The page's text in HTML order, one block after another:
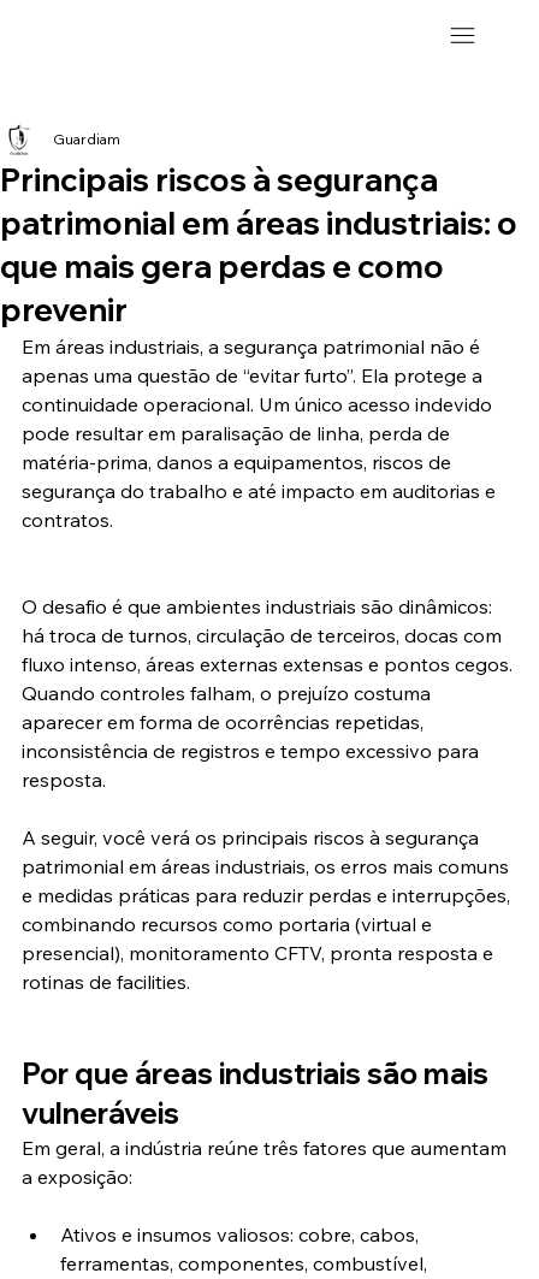
Principais riscos à segurança
patrimonial em áreas industriais: o
que mais gera perdas e como
prevenir
Guardiam
Em áreas industriais, a segurança patrimonial não é
apenas uma questão de “evitar furto”. Ela protege a
continuidade operacional. Um único acesso indevido
pode resultar em paralisação de linha, perda de
matéria-prima, danos a equipamentos, riscos de
segurança do trabalho e até impacto em auditorias e
contratos.
O desafio é que ambientes industriais são dinâmicos:
há troca de turnos, circulação de terceiros, docas com
fluxo intenso, áreas externas extensas e pontos cegos.
Quando controles falham, o prejuízo costuma
aparecer em forma de ocorrências repetidas,
inconsistência de registros e tempo excessivo para
resposta.
A seguir, você verá os principais riscos à segurança
patrimonial em áreas industriais, os erros mais comuns
e medidas práticas para reduzir perdas e interrupções,
combinando recursos como portaria (virtual e
presencial), monitoramento CFTV, pronta resposta e
rotinas de facilities.
Por que áreas industriais são mais
vulneráveis
Em geral, a indústria reúne três fatores que aumentam
a exposição:
Ativos e insumos valiosos: cobre, cabos,
ferramentas, componentes, combustível,